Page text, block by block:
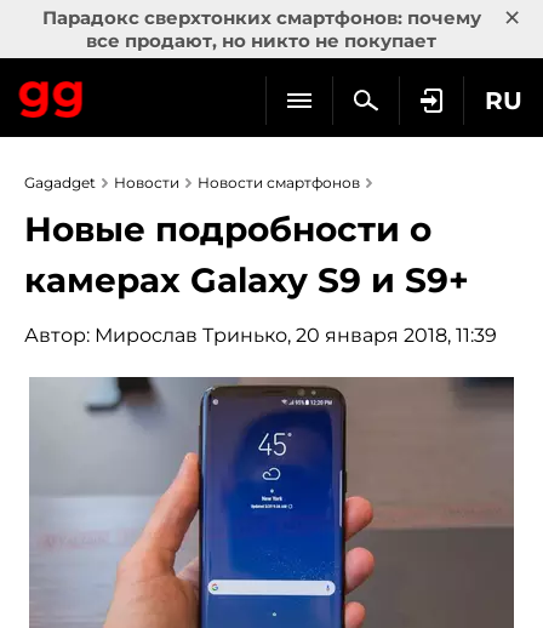
Парадокс сверхтонких смартфонов: почему
все продают, но никто не покупает
×
RU
Gagadget Новости Новости смартфонов
Новые подробности о
камерах Galaxy S9 и S9+
Автор: Мирослав Тринько, 20 января 2018, 11:39